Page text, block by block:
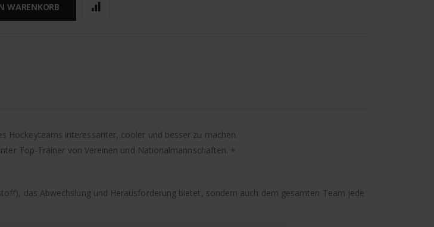
WARENKORB
Hockeyteams interessanter, cooler und besser zu machen.
Top-Trainer von Vereinen und Nationalmannschaften. +
das Abwechslung und Herausforderung bietet, sondern auch dem gesamten Team jede